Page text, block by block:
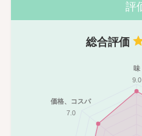
評
総合評価
味
9.0
価格、コスパ
7.0